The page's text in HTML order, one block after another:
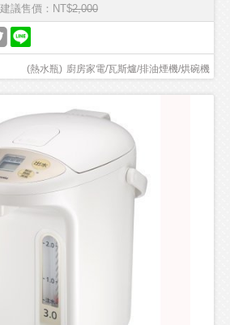
建議售價：NT$2,000
廚房家電/瓦斯爐/排油煙機/烘碗機
(熱水瓶)